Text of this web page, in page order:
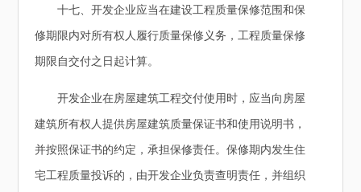
十七、开发企业应当在建设工程质量保修范围和保
修期限内对所有权人履行质量保修义务，工程质量保修
期限自交付之日起计算。
开发企业在房屋建筑工程交付使用时，应当向房屋
建筑所有权人提供房屋建筑质量保证书和使用说明书，
并按照保证书的约定，承担保修责任。保修期内发生住
宅工程质量投诉的，由开发企业负责查明责任，并组织